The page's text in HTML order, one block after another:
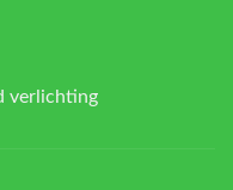
verlichting